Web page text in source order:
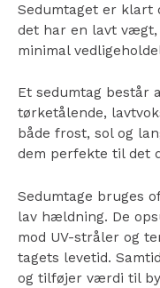
Sedumtaget er klart
det har en lavt
minimal
Et sedumtag består
tørketålende,
både frost, sol og
dem perfekte til det
Sedumtage bruges
lav hældning. De
mod UV-stråler og
tagets levetid.
og tilføjer værdi til